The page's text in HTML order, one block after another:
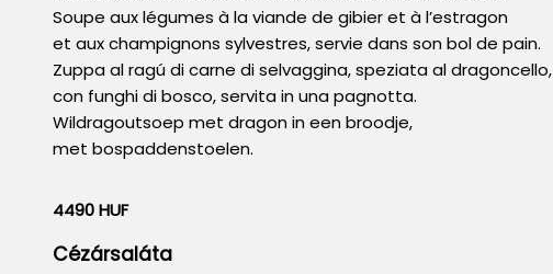
Soupe aux légumes à la viande de gibier et à l’estragon
et aux champignons sylvestres, servie dans son bol de pain.
Zuppa al ragú di carne di selvaggina, speziata al dragoncello,
con funghi di bosco, servita in una pagnotta.
Wildragoutsoep met dragon in een broodje,
met bospaddenstoelen.
4490 HUF
Cézársaláta